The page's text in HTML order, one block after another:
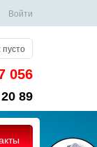
Войти
пусто
056
89